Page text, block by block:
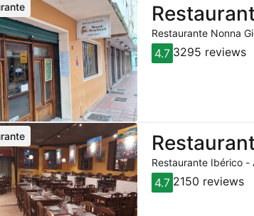
Restaurante Nonna
4.7 3295 reviews
Restaurante Ibérico
4.7 2150 reviews